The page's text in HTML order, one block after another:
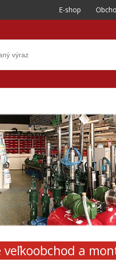
E-shop
veľkoobchod a